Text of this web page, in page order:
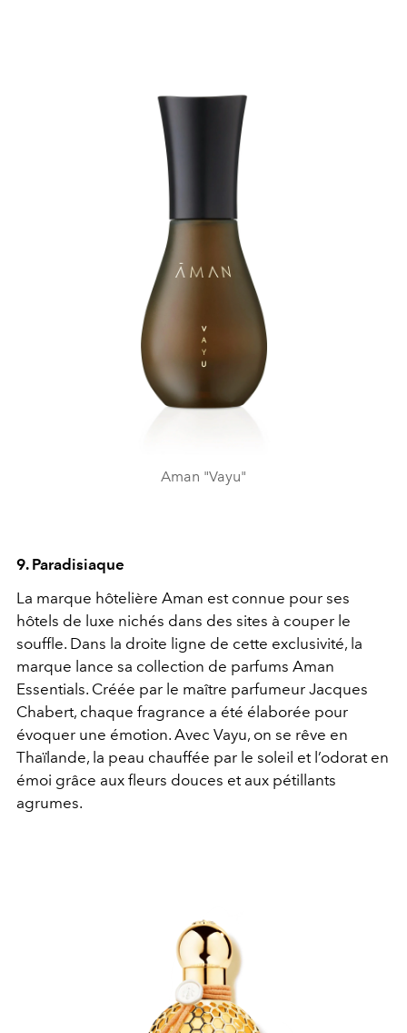
Aman "Vayu"
9. Paradisiaque
La marque hôtelière Aman est connue pour ses
hôtels de luxe nichés dans des sites à couper le
souffle. Dans la droite ligne de cette exclusivité, la
marque lance sa collection de parfums Aman
Essentials. Créée par le maître parfumeur Jacques
Chabert, chaque fragrance a été élaborée pour
évoquer une émotion. Avec Vayu, on se rêve en
Thaïlande, la peau chauffée par le soleil et l’odorat en
émoi grâce aux fleurs douces et aux pétillants
agrumes.